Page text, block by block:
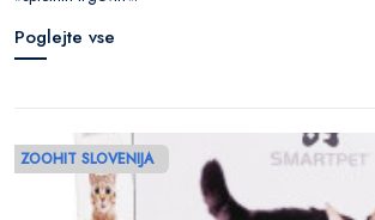
Poglejte vse
ZOOHIT SLOVENIJA